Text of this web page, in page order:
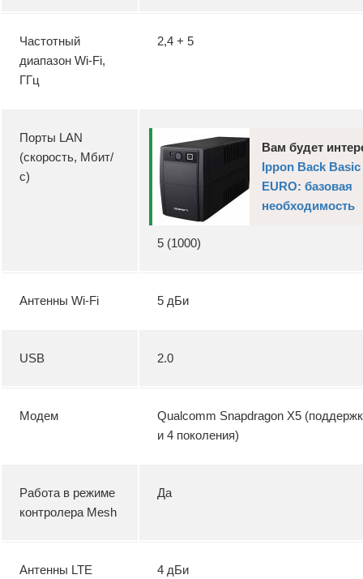
Частотный
диапазон Wi-Fi,
ГГц
2,4 + 5
Порты LAN
(скорость, Мбит/
с)
Вам будет
Ippon Back Basic
EURO: базовая
необходимость
5 (1000)
Антенны Wi-Fi 5 дБи
USB 2.0
Модем
Qualcomm Snapdragon X5
и 4 поколения)
Работа в режиме
контролера Mesh
Да
Антенны LTE 4 дБи